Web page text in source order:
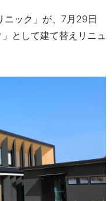
ック」が、 7月 29日
として建て替えリニュ